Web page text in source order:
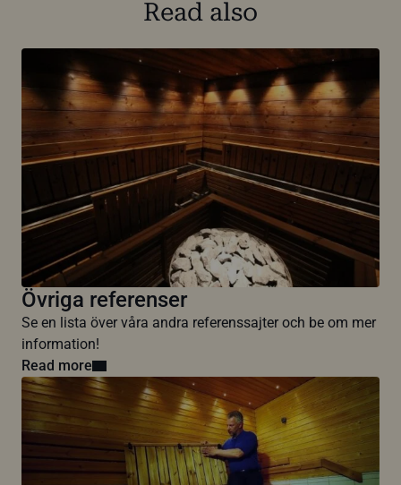
Read also
Övriga referenser
Se en lista över våra andra referenssajter och be om mer
information!
Read more